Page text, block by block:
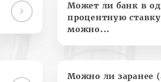
Может ли банк в
процентную
можно...
Можно ли заранее